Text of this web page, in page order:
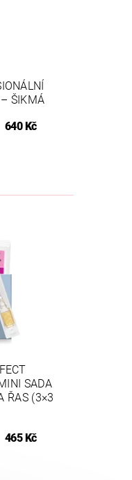
ŠIKMÁ
640 Kč
SADA
ŘAS (3×3
465 Kč